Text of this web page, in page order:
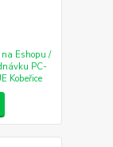
Eshopu /
PC-
Kobeřice